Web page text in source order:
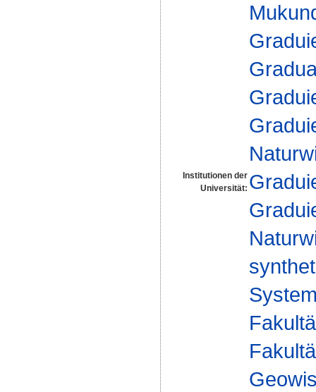
Institutionen der
Universität: